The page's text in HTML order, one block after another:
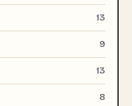
13
9
13
8